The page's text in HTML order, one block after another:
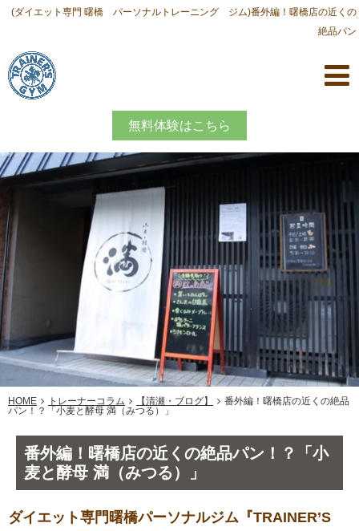
(ダイエット専門 曙橋 パーソナルトレーニング ジム)番外編！曙橋店の近くの
絶品パン
無料体験はこちら
HOME トレーナーコラム 【清瀬・ブログ】
番外編！曙橋店の近くの絶品
パン！？「小麦と酵母 満（みつる）」
番外編！曙橋店の近くの絶品パン！？「小
麦と酵母 満（みつる）」
ダイエット専門曙橋パーソナルジム『TRAINER’S